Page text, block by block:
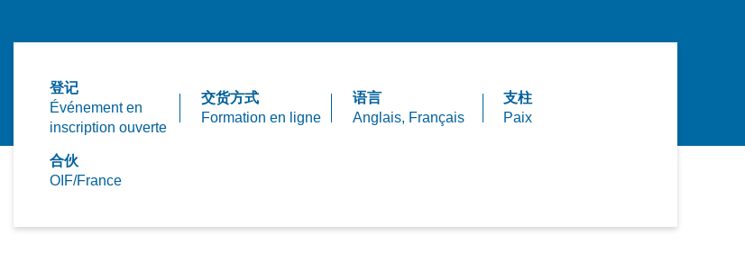
登记
Événement en
inscription ouverte
交货方式
Formation en ligne
语言
Anglais, Français
支柱
Paix
合伙
OIF/France